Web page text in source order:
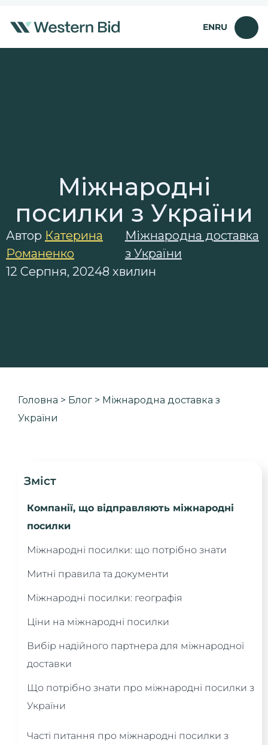
до
ENRU
Міжнародні
посилки з України
Автор Катерина
Романенко
Міжнародна доставка
з України
12 Серпня, 20248 хвилин
Головна > Блог > Міжнародна доставка з
України
Зміст
Компанії, що відправляють міжнародні
посилки
Міжнародні посилки: що потрібно знати
Митні правила та документи
Міжнародні посилки: географія
Ціни на міжнародні посилки
Вибір надійного партнера для міжнародної
доставки
Що потрібно знати про міжнародні посилки з
України
Часті питання про міжнародні посилки з